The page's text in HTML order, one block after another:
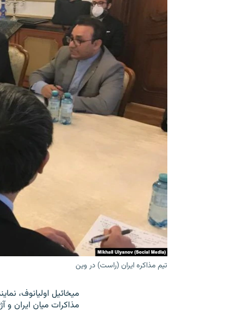
تیم مذاکره ایران (راست) در وین
میخائیل اولیانوف،
مذاکرات میان ایران و